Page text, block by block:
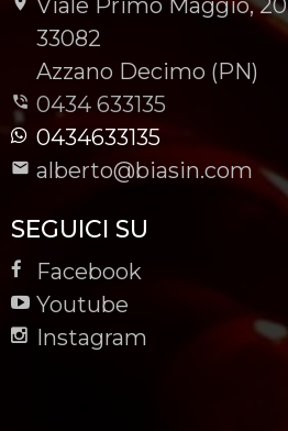
-
33082
-
Azzano Decimo (PN)
0434 633135
0434633135
alberto@biasin.com
SEGUICI SU
Facebook
Youtube
Instagram